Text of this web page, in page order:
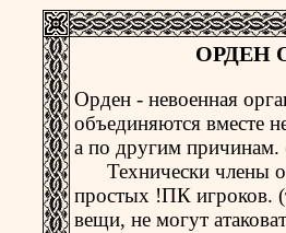
ОРДЕН
Орден - невоенная
объединяются вместе
а по другим причинам.
Технически члены
простых !ПК игроков.
вещи, не могут